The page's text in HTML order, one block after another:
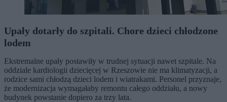
Upały dotarły do szpitali. Chore dzieci chłodzone
lodem
Ekstremalne upały postawiły w trudnej sytuacji nawet szpitale. Na
oddziale kardiologii dziecięcej w Rzeszowie nie ma klimatyzacji, a
rodzice sami chłodzą dzieci lodem i wiatrakami. Personel przyznaje,
że modernizacja wymagałaby remontu całego oddziału, a nowy
budynek powstanie dopiero za trzy lata.